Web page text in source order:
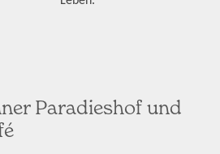
Paradieshof und